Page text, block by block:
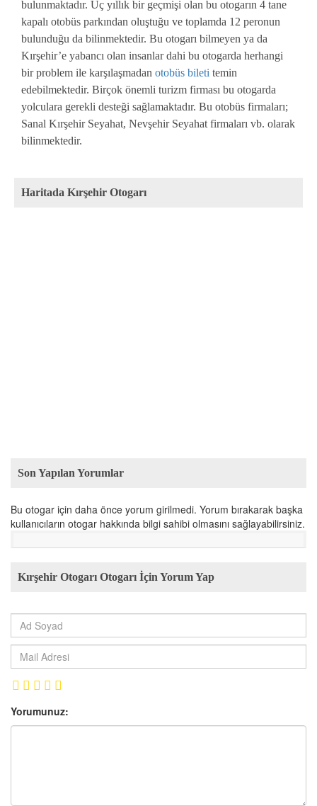
bulunmaktadır. Üç yıllık bir geçmişi olan bu otogarın 4 tane
kapalı otobüs parkından oluştuğu ve toplamda 12 peronun
bulunduğu da bilinmektedir. Bu otogarı bilmeyen ya da
Kırşehir’e yabancı olan insanlar dahi bu otogarda herhangi
bir problem ile karşılaşmadan otobüs bileti temin
edebilmektedir. Birçok önemli turizm firması bu otogarda
yolculara gerekli desteği sağlamaktadır. Bu otobüs firmaları;
Sanal Kırşehir Seyahat, Nevşehir Seyahat firmaları vb. olarak
bilinmektedir.
Haritada Kırşehir Otogarı
Son Yapılan Yorumlar
Bu otogar için daha önce yorum girilmedi. Yorum bırakarak başka
kullanıcıların otogar hakkında bilgi sahibi olmasını sağlayabilirsiniz.
Kırşehir Otogarı Otogarı İçin Yorum Yap
Yorumunuz: